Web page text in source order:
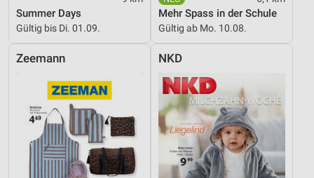
Summer Days
Gültig bis Di. 01.09.
Mehr Spass in der Schule
Gültig ab Mo. 10.08.
Zeemann NKD
Entwicklung und Verbesserung der Angebote
Verwendung reduzierter Daten zur Auswahl von
IAB-Besonderheiten:
Verwendung genauer Standortdaten
Geräte anhand von aktiv angeforderten
Informationen identifizieren